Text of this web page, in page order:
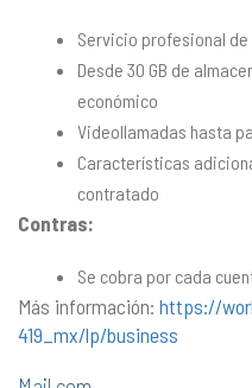
Servicio profesional de
Desde 30 GB de
económico
Videollamadas hasta
Características
contratado
Contras:
Se cobra por cada
Más información: https://
419_mx/lp/business